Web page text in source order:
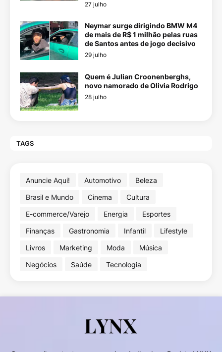
27 julho
Neymar surge dirigindo BMW M4
de mais de R$ 1 milhão pelas ruas
de Santos antes de jogo decisivo
29 julho
Quem é Julian Croonenberghs,
novo namorado de Olivia Rodrigo
28 julho
TAGS
Anuncie Aqui! Automotivo
Beleza
Brasil e Mundo
Cinema
Cultura
E-commerce/Varejo
Energia
Esportes
Finanças
Gastronomia Infantil
Lifestyle
Livros
Marketing Moda
Música
Negócios
Saúde Tecnologia